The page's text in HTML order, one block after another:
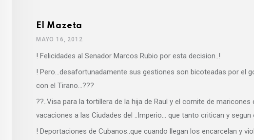
El Mazeta
MAYO 16, 2012
! Felicidades al Senador Marcos Rubio por esta decision..!
! Pero…desafortunadamente sus gestiones son bicoteadas por el
con el Tirano…???
??..Visa para la tortillera de la hija de Raul y el comite de
vacaciones a las Ciudades del ..Imperio… que tanto critican y
! Deportaciones de Cubanos..que cuando llegan los encarcelan y